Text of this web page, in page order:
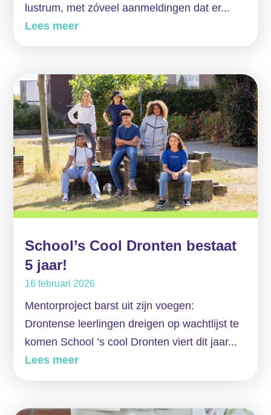
lustrum, met zóveel aanmeldingen dat er...
Lees meer
School’s Cool Dronten bestaat
5 jaar!
16 februari 2026
Mentorproject barst uit zijn voegen:
Drontense leerlingen dreigen op wachtlijst te
komen School ’s cool Dronten viert dit jaar...
Lees meer